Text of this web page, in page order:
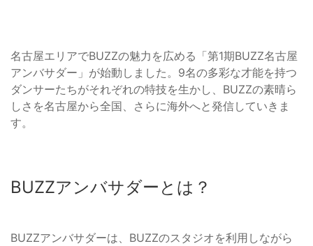
名古屋エリアでBUZZの魅力を広める「第1期BUZZ名古屋
アンバサダー」が始動しました。9名の多彩な才能を持つ
ダンサーたちがそれぞれの特技を生かし、BUZZの素晴ら
しさを名古屋から全国、さらに海外へと発信していきま
す。
BUZZアンバサダーとは？
BUZZアンバサダーは、BUZZのスタジオを利用しながら